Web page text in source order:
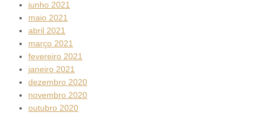
junho 2021
maio 2021
abril 2021
março 2021
fevereiro 2021
janeiro 2021
dezembro 2020
novembro 2020
outubro 2020